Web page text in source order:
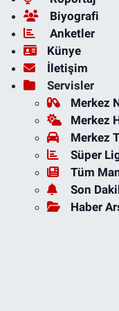
Biyografi
Anketler
Künye
İletişim
Servisler
Merkez
Merkez
Merkez
Süper
Tüm
Son
Haber